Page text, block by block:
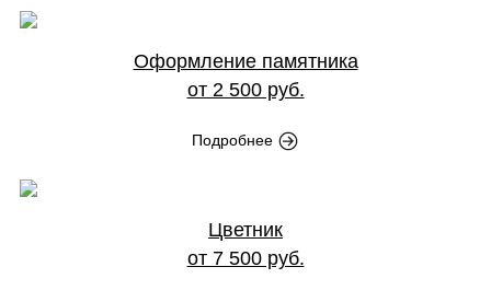
Оформление памятника
от 2 500 руб.
Подробнее
Цветник
от 7 500 руб.